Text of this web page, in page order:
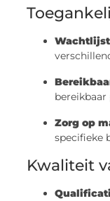
Zorg op
specifieke
Kwaliteit